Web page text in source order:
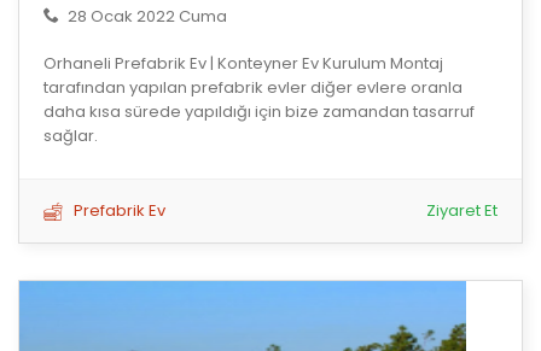
28 Ocak 2022 Cuma
Orhaneli Prefabrik Ev | Konteyner Ev Kurulum Montaj
tarafından yapılan prefabrik evler diğer evlere oranla
daha kısa sürede yapıldığı için bize zamandan tasarruf
sağlar.
Prefabrik Ev Ziyaret Et